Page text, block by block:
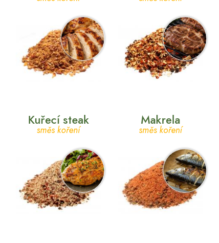
Kuřecí steak
směs koření
Makrela
směs koření